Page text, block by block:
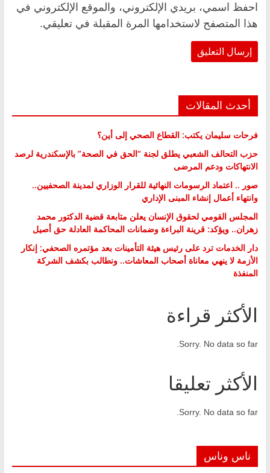
احفظ اسمي، بريدي الإلكتروني، والموقع الإلكتروني في
هذا المتصفح لاستخدامها المرة المقبلة في تعليقي.
أحدث المقالات
فرحات سليمان يكتب: القطاع الصحي إلى أين؟
حزب التحالف الشعبي يطلق لجنة “الحق في الصحة” بالإسكندرية لرصد
الانتهاكات ودعم المرضى
صور .. اعتماد الرسومات النهائية للقرار الوزاري لمدينة الصحفيين..
وانتهاء أعمال إنشاء المبنى الإداري
المجلس القومي لحقوق الإنسان يعلن متابعة قضية الدكتور محمد
زهران.. ويؤكد: قرينة البراءة وضمانات المحاكمة العادلة حق أصيل
دار الخدمات ترد على رئيس هيئة التأمينات بعد مؤتمره الصحفي: إنكار
الأزمة لا ينهي معاناة أصحاب المعاشات.. ونطالب بكشف الشركة
المنفذة
الأكثر قراءة
Sorry. No data so far.
الأكثر تعليقا
Sorry. No data so far.
ناس وناس